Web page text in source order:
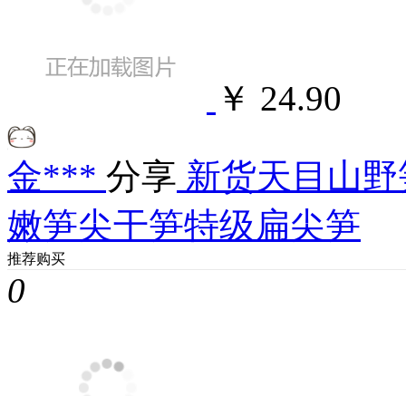
￥ 24.90
金*** 分享 新货天目山
嫩笋尖干笋特级扁尖笋
推荐购买
0